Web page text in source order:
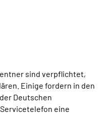
sind verpflichtet,
Einige fordern in den
Deutschen
eine